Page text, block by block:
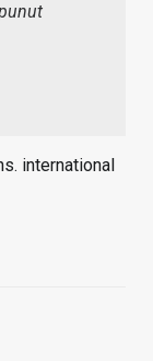
international